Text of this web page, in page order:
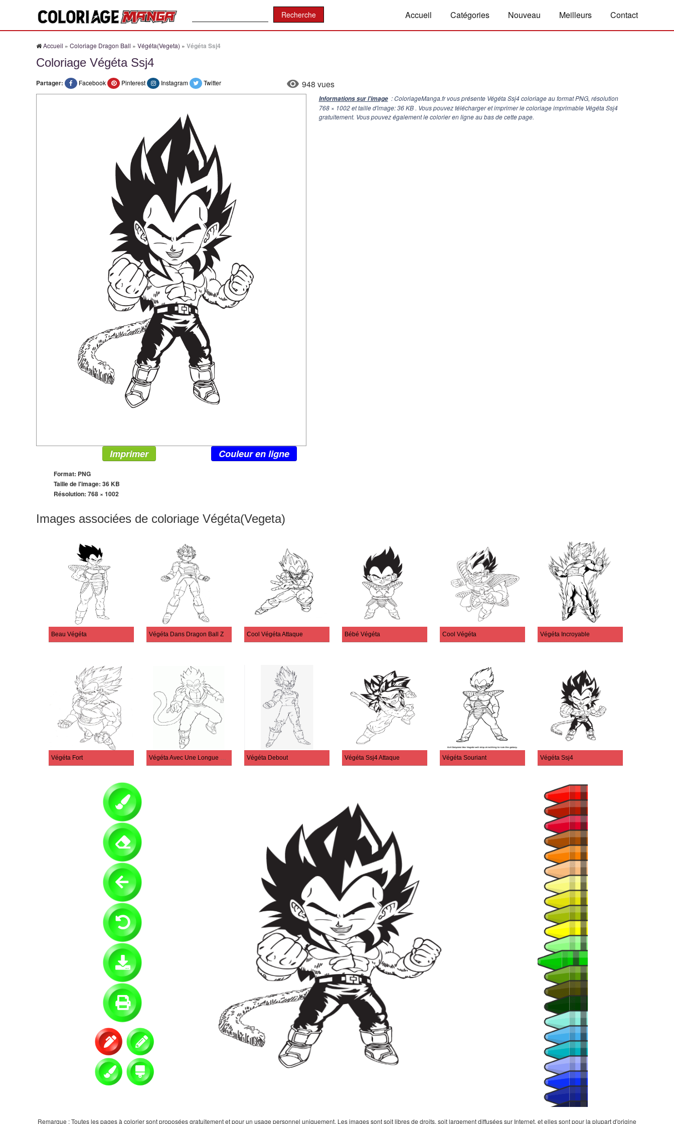
Accueil Catégories Nouveau Meilleurs Contact
Accueil » Coloriage Dragon Ball » Végéta(Vegeta) » Végéta Ssj4
Coloriage Végéta Ssj4
Partager: Facebook Pinterest Instagram Twitter 948 vues
Informations sur l'image : ColoriageManga.fr vous présente Végéta Ssj4 coloriage au format PNG, résolution
768 × 1002et taille d'image: 36 KB . Vous pouvez télécharger et imprimer le coloriage imprimable Végéta Ssj4
gratuitement. Vous pouvez également le colorier en ligne au bas de cette page.
Imprimer Couleur en ligne
Format: PNG
Taille de l'image: 36 KB
Résolution: 768 × 1002
Images associées de coloriage Végéta(Vegeta)
Beau Végéta Végéta Dans Dragon Ball Z Cool Végéta Attaque Bébé Végéta Cool Végéta Végéta Incroyable
Végéta Fort Végéta Avec Une Longue Queue Végéta Debout Végéta Ssj4 Attaque Végéta Souriant Végéta Ssj4
Remarque : Toutes les pages à colorier sont proposées gratuitement et pour un usage personnel uniquement. Les images sont soit libres de droits, soit largement diffusées sur Internet, et elles sont pour la plupart d'origine